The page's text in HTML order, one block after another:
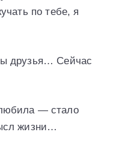
по тебе, я
друзья… Сейчас
— стало
жизни…